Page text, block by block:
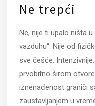
Ne trepći
Ne, nije ti upalo ništa
vazduhu“. Nije od
sve češće.
prvobitno širom
iznenađenost graniči
zaustavljanjem u